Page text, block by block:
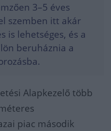
3–5 éves
szemben itt akár
is lehetséges, és a
beruháznia a
Alapkezelő több
piac második